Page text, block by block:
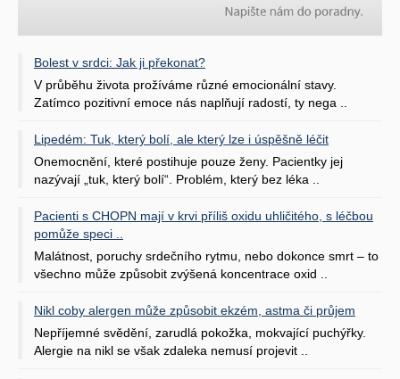
Bolest v srdci: Jak ji překonat?
V průběhu života prožíváme různé emocionální stavy.
Zatímco pozitivní emoce nás naplňují radostí, ty nega ..
Lipedém: Tuk, který bolí, ale který lze i úspěšně léčit
Onemocnění, které postihuje pouze ženy. Pacientky jej
nazývají „tuk, který bolí“. Problém, který bez léka ..
Pacienti s CHOPN mají v krvi příliš oxidu uhličitého, s léčbou
pomůže speci ..
Malátnost, poruchy srdečního rytmu, nebo dokonce smrt – to
všechno může způsobit zvýšená koncentrace oxid ..
Nikl coby alergen může způsobit ekzém, astma či průjem
Nepříjemné svědění, zarudlá pokožka, mokvající puchýřky.
Alergie na nikl se však zdaleka nemusí projevit ..